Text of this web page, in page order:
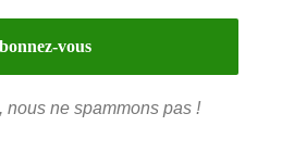
nous ne spammons pas !